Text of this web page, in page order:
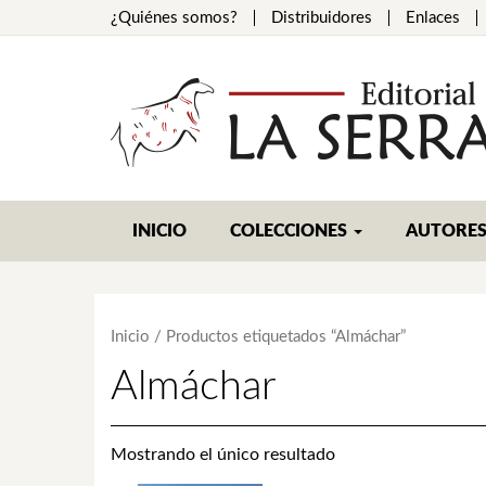
¿Quiénes somos? Distribuidores Enlaces
INICIO COLECCIONES AUTORES
Inicio / Productos etiquetados “Almáchar”
Almáchar
Mostrando el único resultado